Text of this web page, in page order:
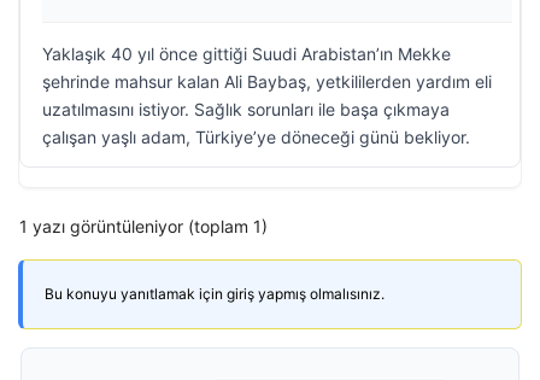
Yaklaşık 40 yıl önce gittiği Suudi Arabistan’ın Mekke
şehrinde mahsur kalan Ali Baybaş, yetkililerden yardım eli
uzatılmasını istiyor. Sağlık sorunları ile başa çıkmaya
çalışan yaşlı adam, Türkiye’ye döneceği günü bekliyor.
1 yazı görüntüleniyor (toplam 1)
Bu konuyu yanıtlamak için giriş yapmış olmalısınız.